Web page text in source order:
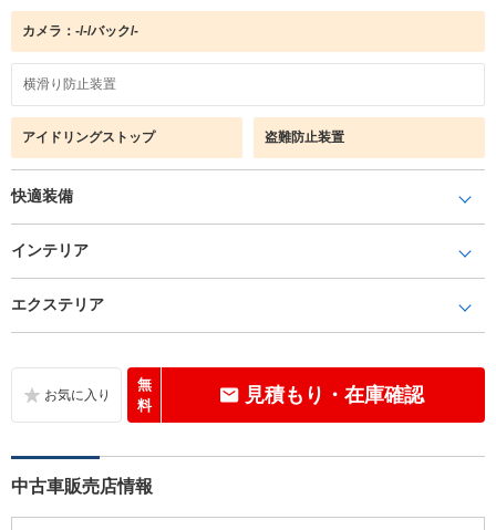
カメラ：-/-/バック/-
横滑り防止装置
アイドリングストップ 盗難防止装置
快適装備
インテリア
エクステリア
無
料
見積もり・在庫確認
中古車販売店情報